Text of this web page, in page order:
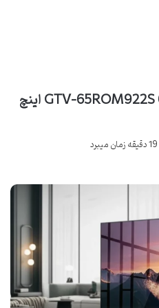
بررسی تلویزیون جی پلاس GTV-65RQM922S 65 اینچ